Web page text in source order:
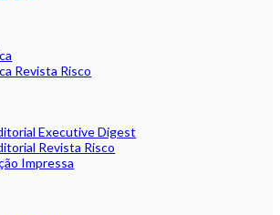
Revista Risco
Executive Digest
Revista Risco
Impressa